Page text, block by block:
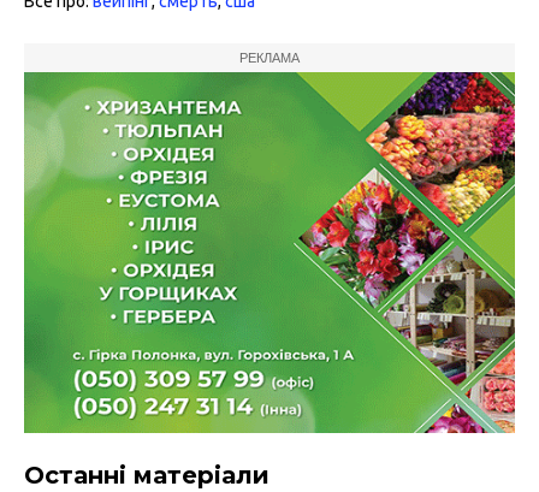
РЕКЛАМА
Останні матеріали